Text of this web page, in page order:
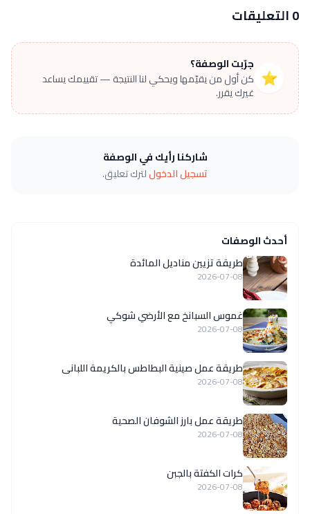
0 التعليقات
⭐
جرّبت الوصفة؟
كن أول من يقيّمها ويحكي لنا النتيجة — تقييمك يساعد
غيرك يقرر.
شاركنا رأيك في الوصفة
تسجيل الدخوللترك تعليق.
أحدث الوصفات
طريقة تزيين مناديل المائدة
2026-07-08
غموس السبانخ مع الأرضي شوكي
2026-07-08
طريقة عمل صينية البطاطس بالكريمة اللبانى
2026-07-08
طريقة عمل بارز الشوفان الصحية
2026-07-08
كرات الكفتة بالجبن
2026-07-08